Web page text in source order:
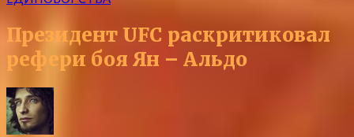
Президент UFC раскритиковал
рефери боя Ян – Альдо